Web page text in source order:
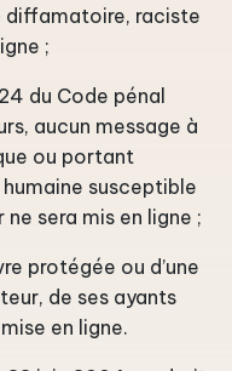
diffamatoire, raciste
;
du Code pénal
aucun message à
ou portant
susceptible
ne sera mis en ligne ;
protégée ou d’une
de ses ayants
en ligne.